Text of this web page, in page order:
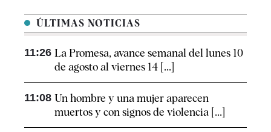
ÚLTIMAS NOTICIAS
11:26 La Promesa, avance semanal del lunes 10
de agosto al viernes 14 [...]
11:08 Un hombre y una mujer aparecen
muertos y con signos de violencia [...]